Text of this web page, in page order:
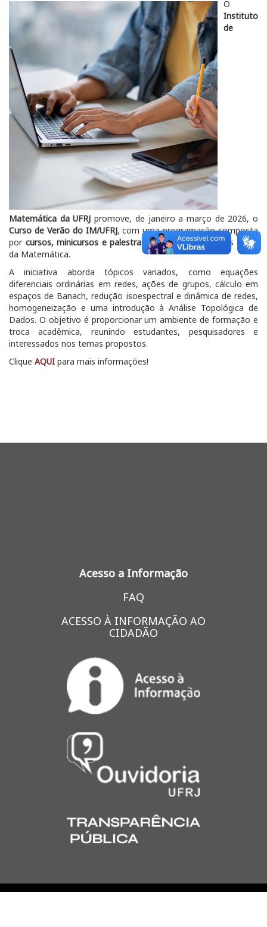
O
Instituto
de
Matemática da UFRJ promove, de janeiro a março de 2026, o
Curso de Verão do IM/UFRJ, com uma programação composta
por cursos, minicursos e palestras voltados a diferentes áreas
da Matemática.
A iniciativa aborda tópicos variados, como equações
diferenciais ordinárias em redes, ações de grupos, cálculo em
espaços de Banach, redução isoespectral e dinâmica de redes,
homogeneização e uma introdução à Análise Topológica de
Dados. O objetivo é proporcionar um ambiente de formação e
troca acadêmica, reunindo estudantes, pesquisadores e
interessados nos temas propostos.
Clique AQUI para mais informações!
Acesso a Informação
FAQ
ACESSO À INFORMAÇÃO AO
CIDADÃO